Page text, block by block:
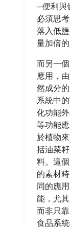
─便利與
必須思
落入低
量加倍的
而另一
應用，
然成分
系統中
化功能
等功能
於植物
括油菜
料。這
的素材
同的應
能，尤
而非只
食品系